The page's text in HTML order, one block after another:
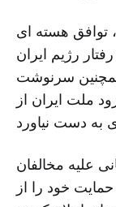
توافق هسته ای
رژیم ایران
سرنوشت
ملت ایران از
علیه مخالفان
خود را از